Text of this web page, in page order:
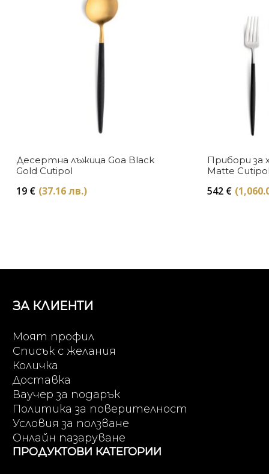
Десертна лъжица Goa Black
Gold Cutipol
19 € (37.16 лв.)
Прибори за
Matte
542 €
ЗА КЛИЕНТИ
Моят профил
Списък с желания
Количка
Доставка
Ваучер за подарък
Политика за поверителност
Условия за ползване
Онлайн пазаруване
ПРОДУКТОВИ КАТЕГОРИИ